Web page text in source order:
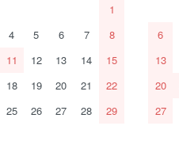
1
4 5 6 7
8
11 12 13 14
15
18 19 20 21
22
25 26 27 28
29
6
13
20
27